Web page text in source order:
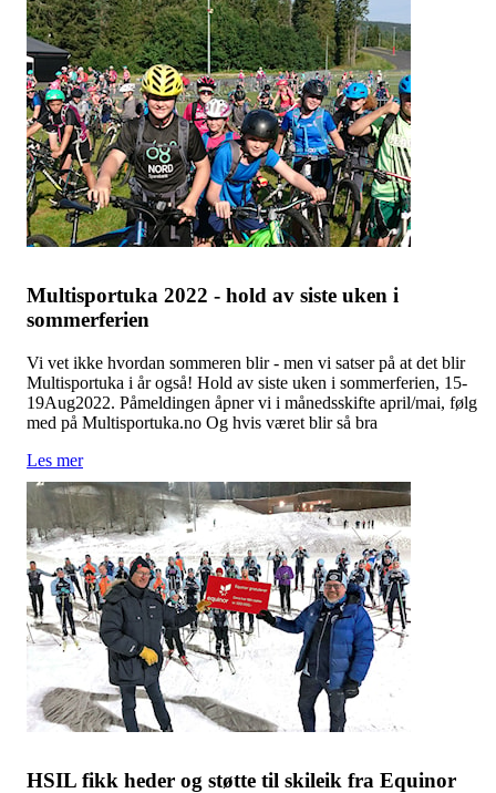
Multisportuka 2022 - hold av siste uken i
sommerferien
Vi vet ikke hvordan sommeren blir - men vi satser på at det blir
Multisportuka i år også! Hold av siste uken i sommerferien, 15-
19Aug2022. Påmeldingen åpner vi i månedsskifte april/mai, følg
med på Multisportuka.no Og hvis været blir så bra
Les mer
HSIL fikk heder og støtte til skileik fra Equinor